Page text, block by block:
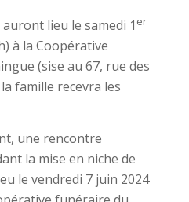
lieu le samedi 1 er
à la Coopérative
(sise au 67, rue des
famille recevra les
une rencontre
la mise en niche de
le vendredi 7 juin 2024